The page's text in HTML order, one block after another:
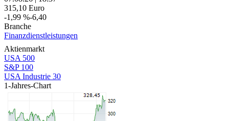
315,10 Euro
-1,99 %-6,40
Branche
Finanzdienstleistungen
Aktienmarkt
USA 500
S&P 100
USA Industrie 30
1-Jahres-Chart